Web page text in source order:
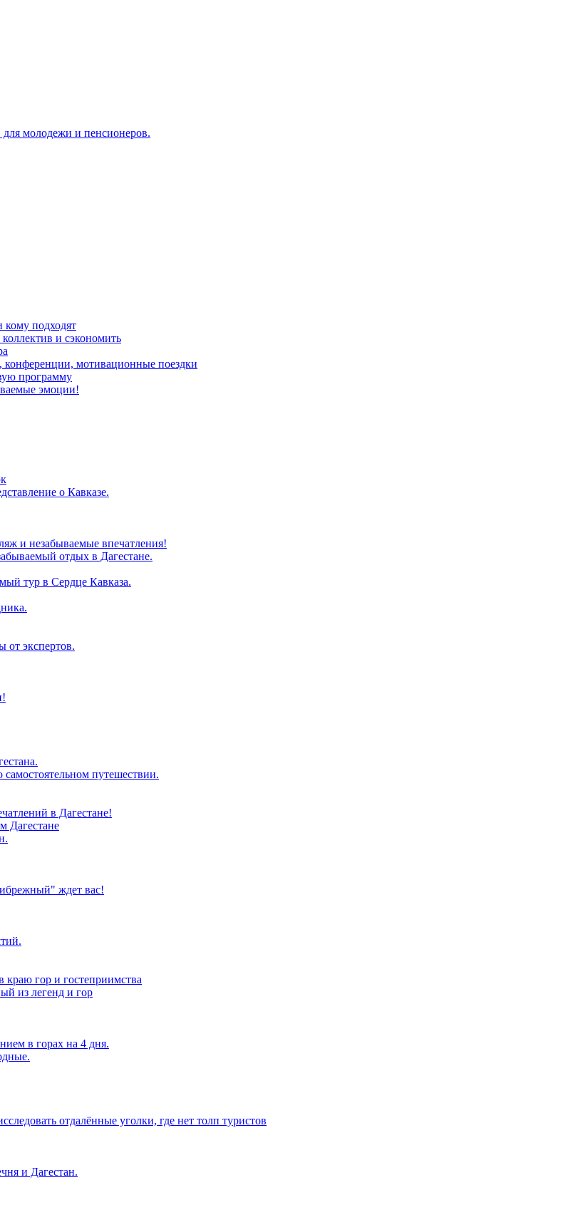
молодежи и пенсионеров.
подходят
и сэкономить
мотивационные поездки
программу
эмоции!
о Кавказе.
и незабываемые впечатления!
отдых в Дагестане.
тур в Сердце Кавказа.
от экспертов.
путешествии.
в Дагестане!
Дагестане
ждет вас!
краю гор и гостеприимства
из легенд и гор
в горах на 4 дня.
отдалённые уголки, где нет толп туристов
и Дагестан.